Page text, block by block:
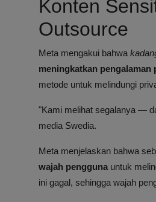
Konten
Outsource
Meta mengakui bahwa
meningkatkan pengalaman
metode untuk melindungi
"Kami melihat segalanya —
media Swedia.
Meta menjelaskan bahwa
wajah pengguna untuk
ini gagal, sehingga wajah